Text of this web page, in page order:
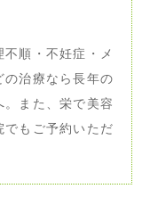
順・不妊症・メ
の治療なら長年の
また、栄で美容
でもご予約いただ